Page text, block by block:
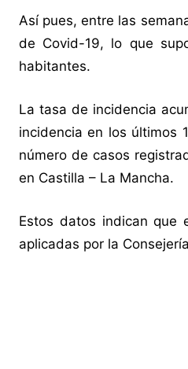
Así pues, entre las
de Covid-19, lo que
habitantes.
La tasa de incidencia
incidencia en los últimos
número de casos
en Castilla – La Mancha.
Estos datos indican que
aplicadas por la